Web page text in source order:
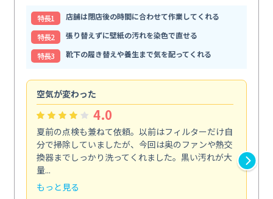
特⻑1
店舗は閉店後の時間に合わせて作業してくれる
特⻑2
張り替えずに壁紙の汚れを染色で直せる
特⻑3
靴下の履き替えや養生まで気を配ってくれる
空気が変わった
4.0
夏前の点検も兼ねて依頼。以前はフィルターだけ自
分で掃除していましたが、今回は奥のファンや熱交
換器までしっかり洗ってくれました。黒い汚れが大
量...
もっと見る